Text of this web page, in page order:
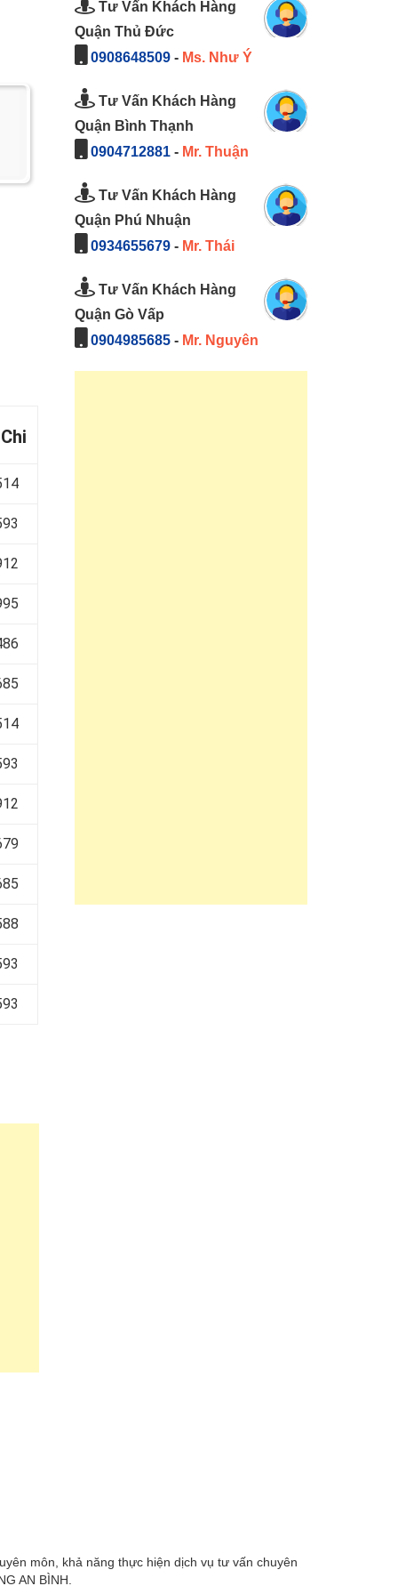
Tư Vấn Khách Hàng
Quận Thủ Đức
0908648509- Ms. Như Ý
Tư Vấn Khách Hàng
Quận Bình Thạnh
0904712881- Mr. Thuận
Tư Vấn Khách Hàng
Quận Phú Nhuận
0934655679- Mr. Thái
Tư Vấn Khách Hàng
Quận Gò Vấp
0904985685- Mr. Nguyên
môn, khả năng thực hiện dịch vụ tư vấn chuyên
AN BÌNH.